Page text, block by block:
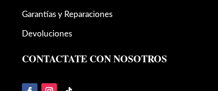
Garantías y Reparaciones
Devoluciones
CONTACTATE CON NOSOTROS